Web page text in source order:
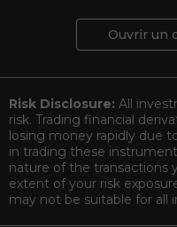
Ouvrir un
Risk Disclosure: All
risk. Trading financial
losing money rapidly due
in trading these
nature of the transactions
extent of your risk
may not be suitable for all